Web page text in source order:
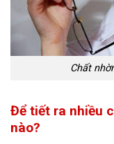
Chất
Để tiết ra nhiều
nào?